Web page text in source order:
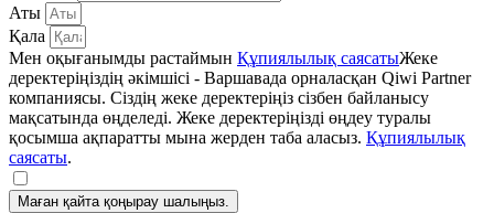
Аты
Қала
Мен оқығанымды растаймын Құпиялылық саясатыЖеке
деректеріңіздің әкімшісі - Варшавада орналасқан Qiwi Partner
компаниясы. Сіздің жеке деректеріңіз сізбен байланысу
мақсатында өңделеді. Жеке деректеріңізді өңдеу туралы
қосымша ақпаратты мына жерден таба аласыз. Құпиялылық
саясаты.
Маған қайта қоңырау шалыңыз.